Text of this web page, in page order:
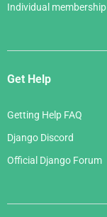
Individual membership
Get Help
Getting Help FAQ
Django Discord
Official Django Forum